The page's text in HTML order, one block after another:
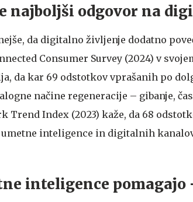
najboljši odgovor na
da digitalno življenje dodatno
Consumer Survey (2024) v
da kar 69 odstotkov vprašanih po
načine regeneracije – gibanje,
Trend Index (2023) kaže, da 68
inteligence in digitalnih
inteligence